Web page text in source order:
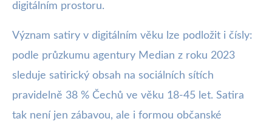
digitálním prostoru.
Význam satiry v digitálním věku lze podložit i čísly:
podle průzkumu agentury Median z roku 2023
sleduje satirický obsah na sociálních sítích
pravidelně 38 % Čechů ve věku 18-45 let. Satira
tak není jen zábavou, ale i formou občanské